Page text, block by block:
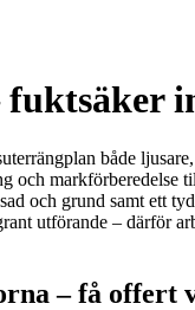
både
och
och grund samt ett
utförande – därför
– få offert